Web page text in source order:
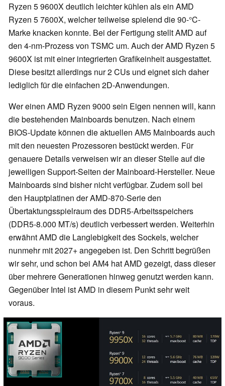
Ryzen 5 9600X deutlich leichter kühlen als ein AMD
Ryzen 5 7600X, welcher teilweise spielend die 90-°C-
Marke knacken konnte. Bei der Fertigung stellt AMD auf
den 4-nm-Prozess von TSMC um. Auch der AMD Ryzen 5
9600X ist mit einer integrierten Grafikeinheit ausgestattet.
Diese besitzt allerdings nur 2 CUs und eignet sich daher
lediglich für die einfachen 2D-Anwendungen.
Wer einen AMD Ryzen 9000 sein Eigen nennen will, kann
die bestehenden Mainboards benutzen. Nach einem
BIOS-Update können die aktuellen AM5 Mainboards auch
mit den neuesten Prozessoren bestückt werden. Für
genauere Details verweisen wir an dieser Stelle auf die
jeweiligen Support-Seiten der Mainboard-Hersteller. Neue
Mainboards sind bisher nicht verfügbar. Zudem soll bei
den Hauptplatinen der AMD-870-Serie den
Übertaktungsspielraum des DDR5-Arbeitsspeichers
(DDR5-8.000 MT/s) deutlich verbessert werden. Weiterhin
erwähnt AMD die Langlebigkeit des Sockels, welcher
nunmehr mit 2027+ angegeben ist. Den Schritt begrüßen
wir sehr, und schon bei AM4 hat AMD gezeigt, dass dieser
über mehrere Generationen hinweg genutzt werden kann.
Gegenüber Intel ist AMD in diesem Punkt sehr weit
voraus.